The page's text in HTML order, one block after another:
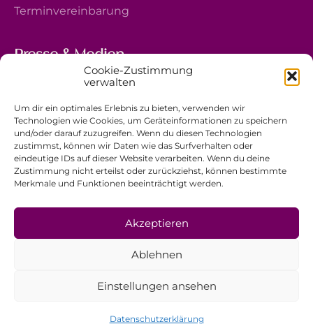
Cookie-Zustimmung
verwalten
Um dir ein optimales Erlebnis zu bieten, verwenden wir
Technologien wie Cookies, um Geräteinformationen zu speichern
und/oder darauf zuzugreifen. Wenn du diesen Technologien
zustimmst, können wir Daten wie das Surfverhalten oder
eindeutige IDs auf dieser Website verarbeiten. Wenn du deine
Zustimmung nicht erteilst oder zurückziehst, können bestimmte
Merkmale und Funktionen beeinträchtigt werden.
Akzeptieren
Ablehnen
Einstellungen ansehen
Datenschutzerklärung
Terminvereinbarung
Presse & Medien
5, avenue Marie-Thérèse
+352 44 743 340
comm@ewb.lu
Spenden
Impressum
Allgemeine Geschäftsbedingungen